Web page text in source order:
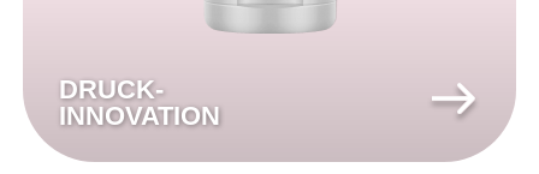
DRUCK-
INNOVATION